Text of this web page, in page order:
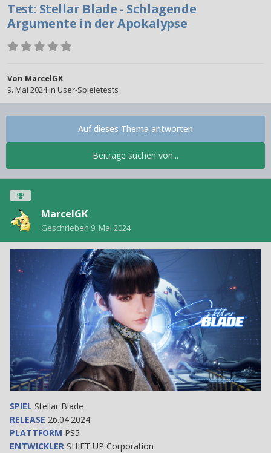
Test: Stellar Blade - Schlagende
Argumente in der Apokalypse
Von MarcelGK
9. Mai 2024in User-Spieletests
Beiträge suchen von...
Auf dieses Thema antworten
MarcelGK
Geschrieben 9. Mai 2024
SPIEL Stellar Blade
RELEASE 26.04.2024
PLATTFORM PS5
ENTWICKLER SHIFT UP Corporation